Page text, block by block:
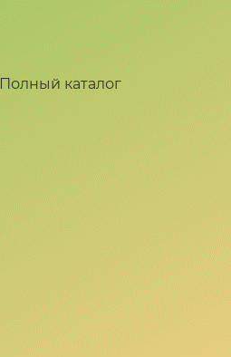
Полный каталог